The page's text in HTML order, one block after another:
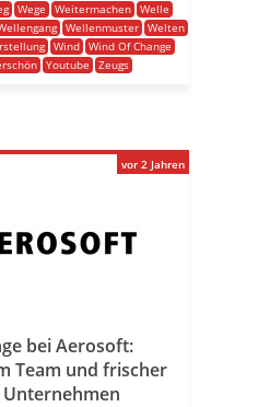
Wege Weitermachen Welle
Wellenmuster
Welten
Wind
Wind Of Change
Youtube Zeugs
bei Aerosoft:
Team und frischer
vor 2 Jahren